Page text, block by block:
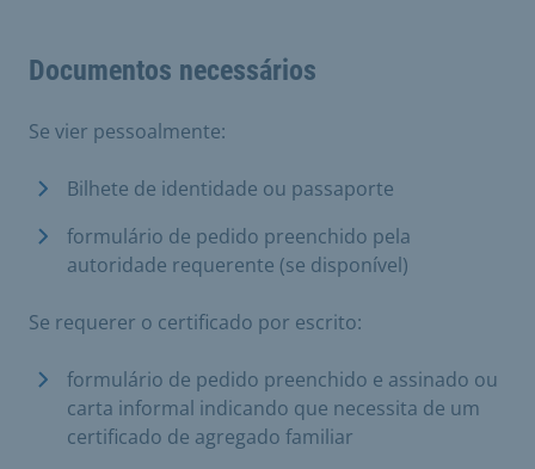
Documentos necessários
Se vier pessoalmente:
Bilhete de identidade ou passaporte
formulário de pedido preenchido pela
autoridade requerente (se disponível)
Se requerer o certificado por escrito:
formulário de pedido preenchido e assinado ou
carta informal indicando que necessita de um
certificado de agregado familiar